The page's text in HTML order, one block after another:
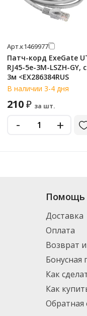
Арт.к1469977
Патч-корд ExeGate
RJ45-5e-3M-LSZH-GY,
3м <EX286384RUS
В наличии 3-4 дня
210₽ за шт.
- +
В ассортименте интернет-
для дальнейшего
клиентов - скидка,
Помощь
Доставка
Оплата
Возврат
Бонусная
Как
Как
Обратная